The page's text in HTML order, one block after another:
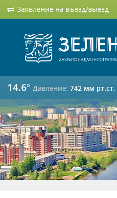
Заявление на въезд/выезд
14.6° Давление: 742 мм рт.ст.